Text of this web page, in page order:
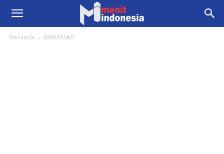
Beranda MAKASSAR